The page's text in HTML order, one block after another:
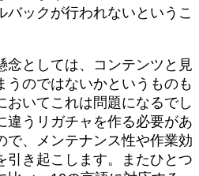
ックが行われないというこ
念としては、コンテンツと見
うのではないかというものも
おいてこれは問題になるでし
違うリガチャを作る必要があ
で、メンテナンス性や作業効
引き起こします。またひとつ